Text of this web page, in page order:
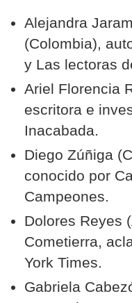
Alejandra
(Colombia),
y Las lectoras
Ariel Florencia
escritora e
Inacabada.
Diego Zúñiga
conocido por
Campeones.
Dolores Reyes
Cometierra,
York Times.
Gabriela